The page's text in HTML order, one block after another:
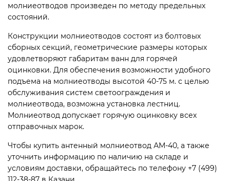
молниеотводов произведен по методу предельных
состояний.
Конструкции молниеотводов состоят из болтовых
сборных секций, геометрические размеры которых
удовлетворяют габаритам ванн для горячей
оцинковки. Для обеспечения возможности удобного
подъема на молниеотводы высотой 40-75 м. с целью
обслуживания систем светоограждения и
молниеотвода, возможна установка лестниц.
Молниеотвод допускает горячую оцинковку всех
отправочных марок.
Чтобы купить антенный молниеотвод АМ-40, а также
уточнить информацию по наличию на складе и
условиям доставки, обращайтесь по телефону +7 (499)